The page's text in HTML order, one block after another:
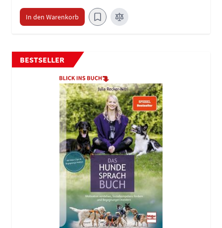
In den Warenkorb
BESTSELLER